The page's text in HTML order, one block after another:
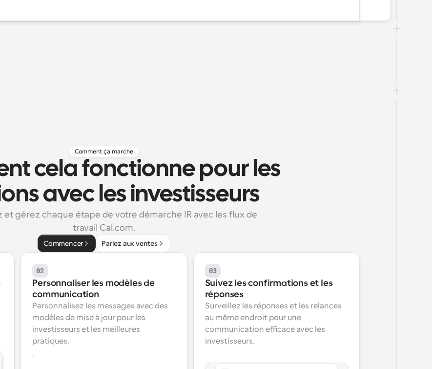
Comment ça marche
cela fonctionne pour les
avec les investisseurs
et gérez chaque étape de votre démarche IR avec les flux de
travail Cal.com.
Commencer Parlez aux ventes
02
Personnaliser les modèles de
communication
Personnalisez les messages avec des
modèles de mise à jour pour les
investisseurs et les meilleures
pratiques.
'
03
Suivez les confirmations et les
réponses
Surveillez les réponses et les relances
au même endroit pour une
communication efficace avec les
investisseurs.